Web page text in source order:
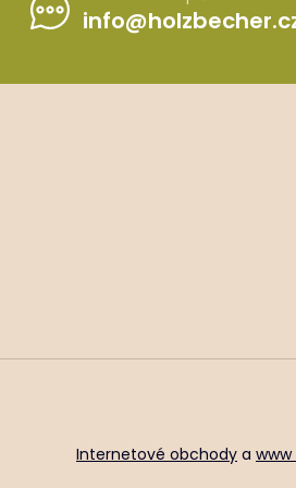
Internetové obchody a